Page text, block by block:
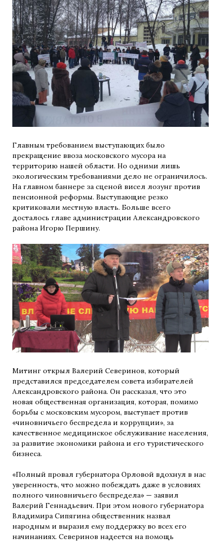
Главным требованием выступающих было
прекращение ввоза московского мусора на
территорию нашей области. Но одними лишь
экологическим требованиями дело не ограничилось.
На главном баннере за сценой висел лозунг против
пенсионной реформы. Выступающие резко
критиковали местную власть. Больше всего
досталось главе администрации Александровского
района Игорю Першину.
Митинг открыл Валерий Северинов, который
представился председателем совета избирателей
Александровского района. Он рассказал, что это
новая общественная организация, которая, помимо
борьбы с московским мусором, выступает против
«чиновничьего беспредела и коррупции», за
качественное медицинское обслуживание населения,
за развитие экономики района и его туристического
бизнеса.
«Полный провал губернатора Орловой вдохнул в нас
уверенность, что можно побеждать даже в условиях
полного чиновничьего беспредела» — заявил
Валерий Геннадьевич. При этом нового губернатора
Владимира Сипягина общественник назвал
народным и выразил ему поддержку во всех его
начинаниях. Северинов надеется на помощь